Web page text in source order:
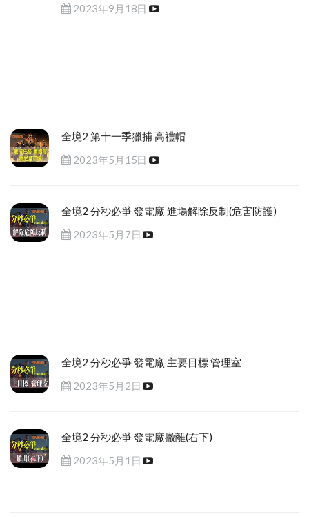
2023年9月18日
全境2 第十一季獵捕 高禮帽
2023年5月15日
全境2 分秒必爭 發電廠 進場解除反制(危害防護)
2023年5月7日
全境2 分秒必爭 發電廠 主要目標 管理室
2023年5月2日
全境2 分秒必爭 發電廠撤離(右下)
2023年5月1日